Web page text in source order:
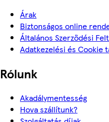
Árak
Biztonságos online
Általános Szerződési
Adatkezelési és Cookie
Rólunk
Akadálymentesség
Hova szállítunk?